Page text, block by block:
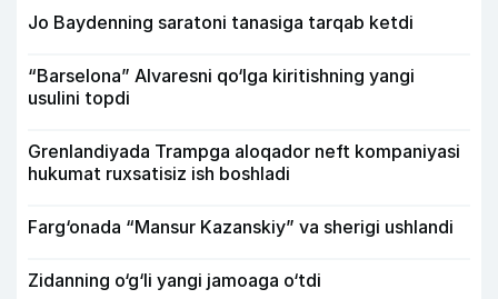
Jo Baydenning saratoni tanasiga tarqab ketdi
“Barselona” Alvaresni qo‘lga kiritishning yangi
usulini topdi
Grenlandiyada Trampga aloqador neft kompaniyasi
hukumat ruxsatisiz ish boshladi
Farg‘onada “Mansur Kazanskiy” va sherigi ushlandi
Zidanning o‘g‘li yangi jamoaga o‘tdi